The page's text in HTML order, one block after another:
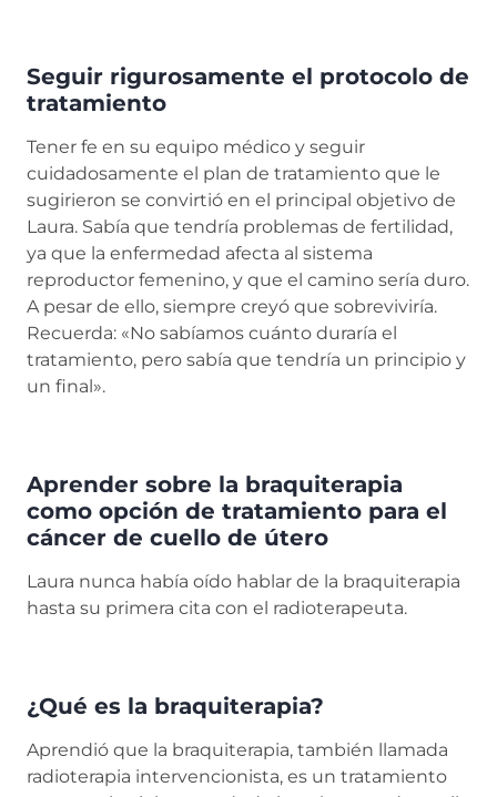
Seguir rigurosamente el protocolo de
tratamiento
Tener fe en su equipo médico y seguir
cuidadosamente el plan de tratamiento que le
sugirieron se convirtió en el principal objetivo de
Laura. Sabía que tendría problemas de fertilidad,
ya que la enfermedad afecta al sistema
reproductor femenino, y que el camino sería duro.
A pesar de ello, siempre creyó que sobreviviría.
Recuerda: «No sabíamos cuánto duraría el
tratamiento, pero sabía que tendría un principio y
un final».
Aprender sobre la braquiterapia
como opción de tratamiento para el
cáncer de cuello de útero
Laura nunca había oído hablar de la braquiterapia
hasta su primera cita con el radioterapeuta.
¿Qué es la braquiterapia?
Aprendió que la braquiterapia, también llamada
radioterapia intervencionista, es un tratamiento